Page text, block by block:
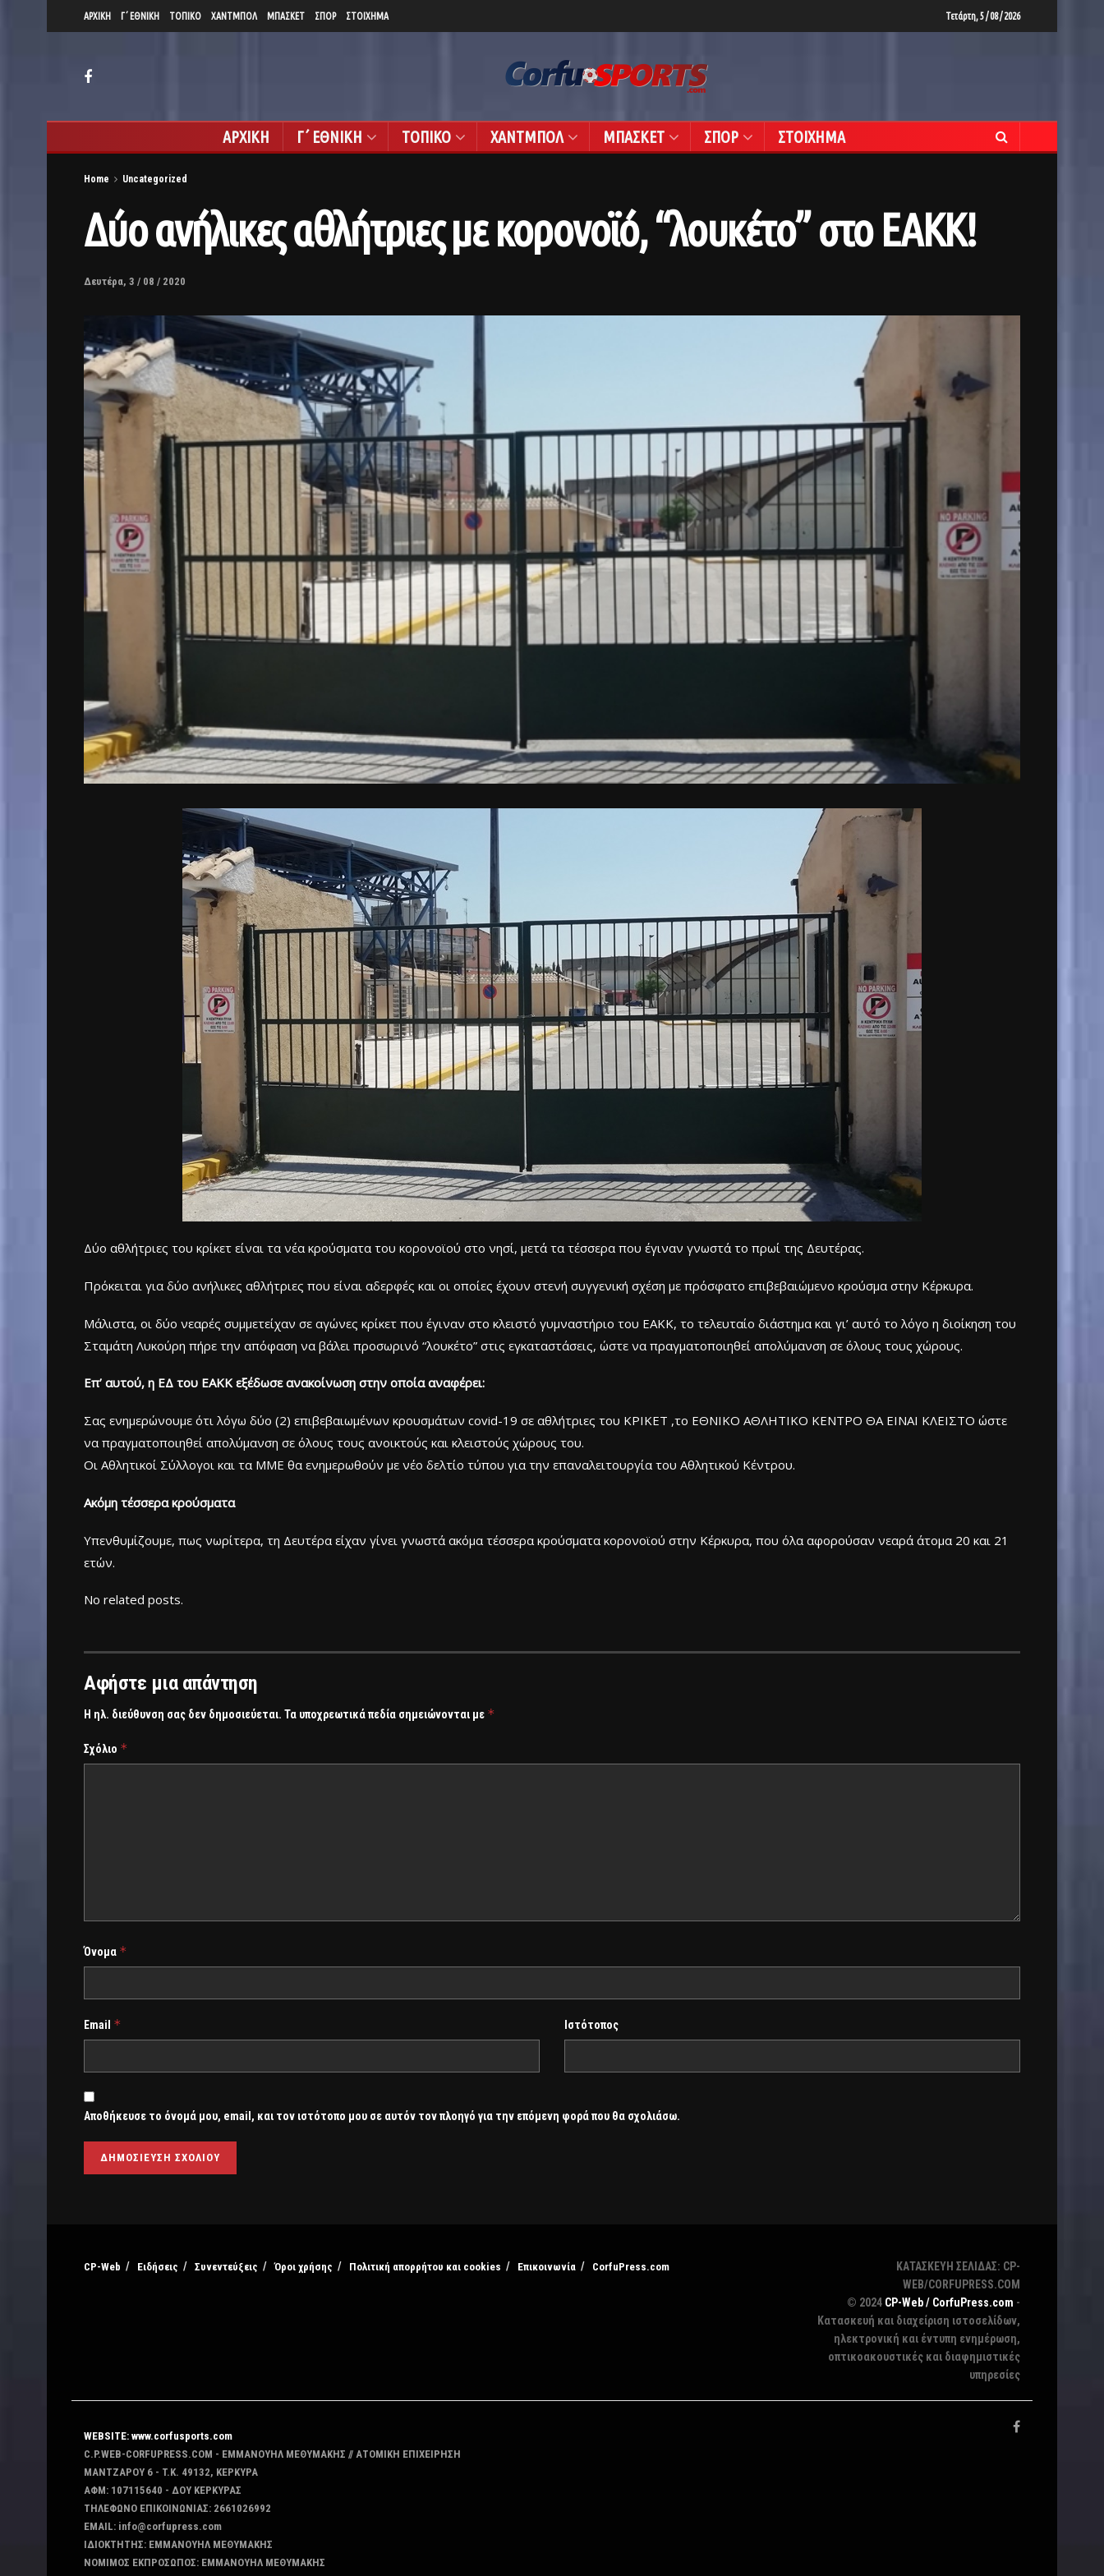
ΑΡΧΙΚΗ Γ΄ ΕΘΝΙΚΗ ΤΟΠΙΚΟ ΧΑΝΤΜΠΟΛ ΜΠΑΣΚΕΤ ΣΠΟΡ ΣΤΟΙΧΗΜΑ Τετάρτη, 5 / 08 / 2026
ΑΡΧΙΚΗ Γ΄ ΕΘΝΙΚΗ ΤΟΠΙΚΟ ΧΑΝΤΜΠΟΛ ΜΠΑΣΚΕΤ ΣΠΟΡ ΣΤΟΙΧΗΜΑ
Home Uncategorized
Δύο ανήλικες αθλήτριες με κορονοϊό, “λουκέτο” στο ΕΑΚΚ!
Δευτέρα, 3 / 08 / 2020
Δύο αθλήτριες του κρίκετ είναι τα νέα κρούσματα του κορονοϊού στο νησί, μετά τα τέσσερα που έγιναν γνωστά το πρωί της Δευτέρας.
Πρόκειται για δύο ανήλικες αθλήτριες που είναι αδερφές και οι οποίες έχουν στενή συγγενική σχέση με πρόσφατο επιβεβαιώμενο κρούσμα στην Κέρκυρα.
Μάλιστα, οι δύο νεαρές συμμετείχαν σε αγώνες κρίκετ που έγιναν στο κλειστό γυμναστήριο του ΕΑΚΚ, το τελευταίο διάστημα και γι’ αυτό το λόγο η διοίκηση του
Σταμάτη Λυκούρη πήρε την απόφαση να βάλει προσωρινό “λουκέτο” στις εγκαταστάσεις, ώστε να πραγματοποιηθεί απολύμανση σε όλους τους χώρους.
Επ’ αυτού, η ΕΔ του ΕΑΚΚ εξέδωσε ανακοίνωση στην οποία αναφέρει:
Σας ενημερώνουμε ότι λόγω δύο (2) επιβεβαιωμένων κρουσμάτων covid-19 σε αθλήτριες του ΚΡΙΚΕΤ ,το ΕΘΝΙΚΟ ΑΘΛΗΤΙΚΟ ΚΕΝΤΡΟ ΘΑ ΕΙΝΑΙ ΚΛΕΙΣΤΟ ώστε
να πραγματοποιηθεί απολύμανση σε όλους τους ανοικτούς και κλειστούς χώρους του.
Οι Αθλητικοί Σύλλογοι και τα ΜΜΕ θα ενημερωθούν με νέο δελτίο τύπου για την επαναλειτουργία του Αθλητικού Κέντρου.
Ακόμη τέσσερα κρούσματα
Υπενθυμίζουμε, πως νωρίτερα, τη Δευτέρα είχαν γίνει γνωστά ακόμα τέσσερα κρούσματα κορονοϊού στην Κέρκυρα, που όλα αφορούσαν νεαρά άτομα 20 και 21
ετών.
No related posts.
Αφήστε μια απάντηση
Η ηλ. διεύθυνση σας δεν δημοσιεύεται. Τα υποχρεωτικά πεδία σημειώνονται με *
Σχόλιο *
Όνομα *
Email * Ιστότοπος
Αποθήκευσε το όνομά μου, email, και τον ιστότοπο μου σε αυτόν τον πλοηγό για την επόμενη φορά που θα σχολιάσω.
CP-Web Ειδήσεις Συνεντεύξεις Όροι χρήσης Πολιτική απορρήτου και cookies Επικοινωνία CorfuPress.com
ΚΑΤΑΣΚΕΥΗ ΣΕΛΙΔΑΣ: CP-
WEB/CORFUPRESS.COM
© 2024 CP-Web / CorfuPress.com -
Κατασκευή και διαχείριση ιστοσελίδων,
ηλεκτρονική και έντυπη ενημέρωση,
οπτικοακουστικές και διαφημιστικές
υπηρεσίες
WEBSITE: www.corfusports.com
C.P.WEB-CORFUPRESS.COM - ΕΜΜΑΝΟΥΗΛ ΜΕΘΥΜΑΚΗΣ // ΑΤΟΜΙΚΗ ΕΠΙΧΕΙΡΗΣΗ
MANTZAΡΟΥ 6 - T.K. 49132, ΚΕΡΚΥΡΑ
ΑΦΜ: 107115640 - ΔΟΥ ΚΕΡΚΥΡΑΣ
ΤΗΛΕΦΩΝΟ ΕΠΙΚΟΙΝΩΝΙΑΣ: 2661026992
EMAIL: info@corfupress.com
ΙΔΙΟΚΤΗΤΗΣ: EMMANOYΗΛ ΜΕΘΥΜΑΚΗΣ
ΝΟΜΙΜΟΣ ΕΚΠΡΟΣΩΠΟΣ: EMMANOYΗΛ ΜΕΘΥΜΑΚΗΣ